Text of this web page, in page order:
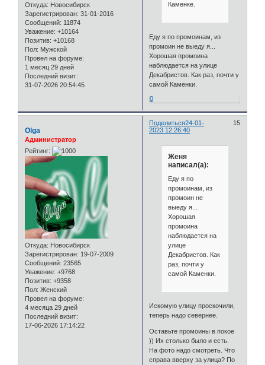
Откуда: Новосибирск
Зарегистрирован: 31-01-2016
Сообщений: 11874
Уважение: +10164
Позитив: +10168
Пол: Мужской
Провел на форуме:
1 месяц 29 дней
Последний визит:
31-07-2026 20:54:45
Каменке.
Еду я по промоинам, из
промоин не выеду я...
Хорошая промоина
наблюдается на улице
Декабристов. Как раз, почти у
самой Каменки.
0
Поделиться 15
24-01-
2023 12:26:40
Olga
Администратор
Рейтинг:
Откуда: Новосибирск
Зарегистрирован: 19-07-2009
Сообщений: 23565
Уважение: +9768
Позитив: +9358
Пол: Женский
Провел на форуме:
4 месяца 29 дней
Последний визит:
17-06-2026 17:14:22
Женя
написал(а):
Еду я по
промоинам, из
промоин не
выеду я...
Хорошая
промоина
наблюдается на
улице
Декабристов. Как
раз, почти у
самой Каменки.
Искомую улицу проскочили,
теперь надо севернее.
Оставьте промоины в покое
)) Их столько было и есть.
На фото надо смотреть. Что
справа вверху за улица? По